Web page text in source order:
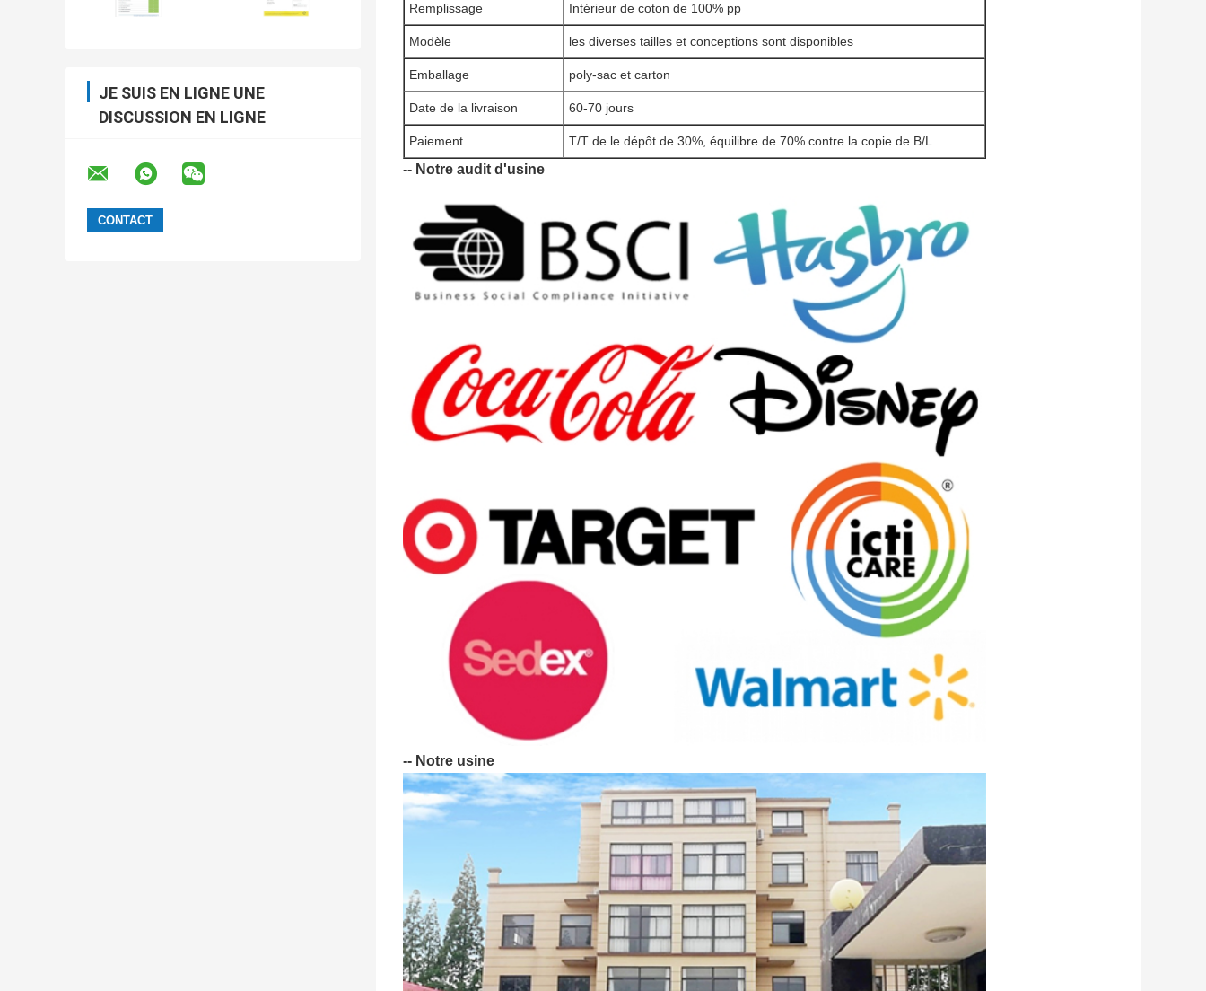
JE SUIS EN LIGNE UNE
DISCUSSION EN LIGNE
Remplissage Intérieur de coton de 100% pp
Modèle les diverses tailles et conceptions sont disponibles
Emballage poly-sac et carton
Date de la livraison 60-70 jours
Paiement T/T de le dépôt de 30%, équilibre de 70% contre la copie de B/L
-- Notre audit d'usine
-- Notre usine